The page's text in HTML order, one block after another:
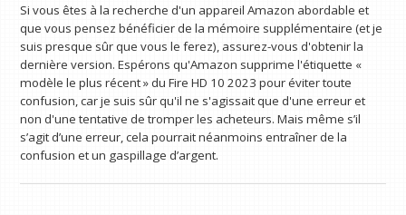
Si vous êtes à la recherche d'un appareil Amazon abordable et
que vous pensez bénéficier de la mémoire supplémentaire (et je
suis presque sûr que vous le ferez), assurez-vous d'obtenir la
dernière version. Espérons qu'Amazon supprime l'étiquette «
modèle le plus récent » du Fire HD 10 2023 pour éviter toute
confusion, car je suis sûr qu'il ne s'agissait que d'une erreur et
non d'une tentative de tromper les acheteurs. Mais même s’il
s’agit d’une erreur, cela pourrait néanmoins entraîner de la
confusion et un gaspillage d’argent.